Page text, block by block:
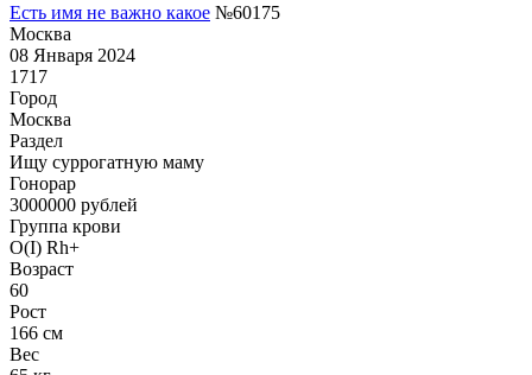
Есть имя не важно какое №60175
Москва
08 Января 2024
1717
Город
Москва
Раздел
Ищу суррогатную маму
Гонoрар
3000000 рублей
Группа крови
O(I) Rh+
Возраст
60
Рост
166 см
Вес